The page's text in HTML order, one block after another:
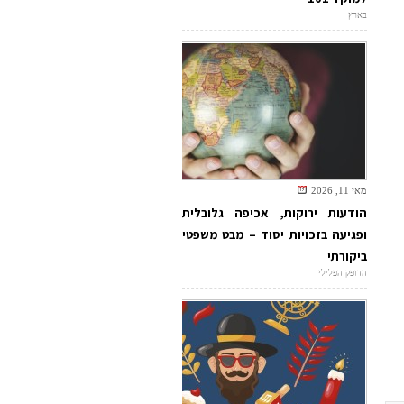
בארץ
מאי 11, 2026
הודעות ירוקות, אכיפה גלובלית
ופגיעה בזכויות יסוד – מבט משפטי
ביקורתי
הדופק הפלילי